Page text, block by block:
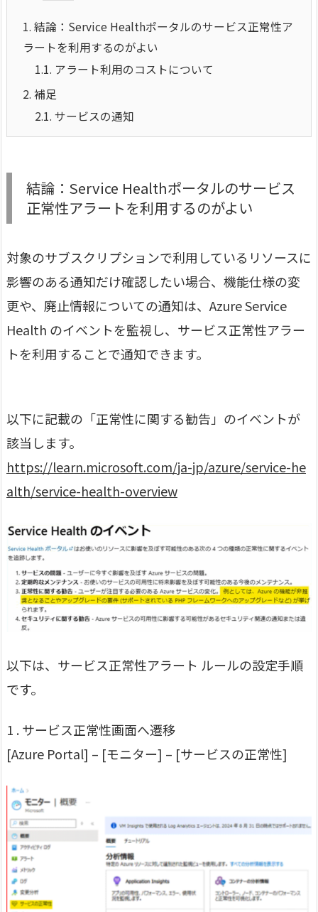
1. 結論：Service Healthポータルのサービス正常性ア
ラートを利用するのがよい
1.1. アラート利用のコストについて
2. 補足
2.1. サービスの通知
結論：Service Healthポータルのサービス
正常性アラートを利用するのがよい
対象のサブスクリプションで利用しているリソースに
影響のある通知だけ確認したい場合、機能仕様の変
更や、廃止情報についての通知は、Azure Service
Health のイベントを監視し、サービス正常性アラー
トを利用することで通知できます。
以下に記載の「正常性に関する勧告」のイベントが
該当します。
https://learn.microsoft.com/ja-jp/azure/service-he
alth/service-health-overview
以下は、サービス正常性アラート ルールの設定手順
です。
1 . サービス正常性画面へ遷移
[Azure Portal] – [モニター] – [サービスの正常性]